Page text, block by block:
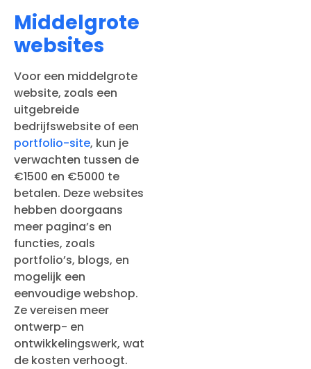
Middelgrote
websites
Voor een middelgrote
website, zoals een
uitgebreide
bedrijfswebsite of een
portfolio-site, kun je
verwachten tussen de
€1500 en €5000 te
betalen. Deze websites
hebben doorgaans
meer pagina’s en
functies, zoals
portfolio’s, blogs, en
mogelijk een
eenvoudige webshop.
Ze vereisen meer
ontwerp- en
ontwikkelingswerk, wat
de kosten verhoogt.